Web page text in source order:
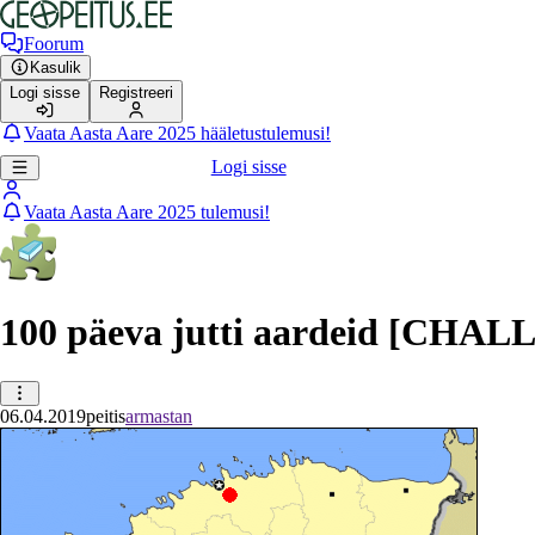
Foorum
Kasulik
Logi sisse
Registreeri
Vaata Aasta Aare 2025 hääletustulemusi!
Logi sisse
Vaata Aasta Aare 2025 tulemusi!
100 päeva jutti aardeid
06.04.2019peitisarmastan